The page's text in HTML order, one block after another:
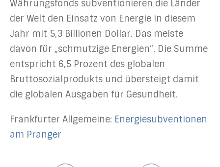
Währungsfonds subventionieren die Länder
der Welt den Einsatz von Energie in diesem
Jahr mit 5,3 Billionen Dollar. Das meiste
davon für „schmutzige Energien“. Die Summe
entspricht 6,5 Prozent des globalen
Bruttosozialprodukts und übersteigt damit
die globalen Ausgaben für Gesundheit.
Frankfurter Allgemeine: Energiesubventionen
am Pranger